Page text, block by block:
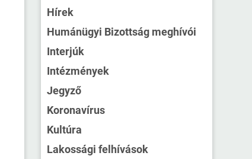
Hírek
Humánügyi Bizottság meghívói
Interjúk
Intézmények
Jegyző
Koronavírus
Kultúra
Lakossági felhívások